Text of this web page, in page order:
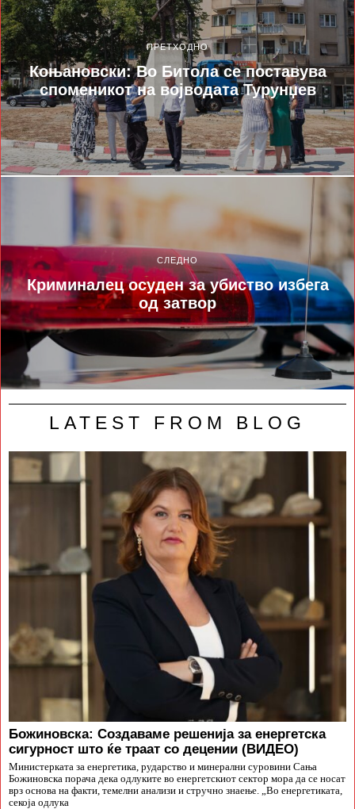
ПРЕТХОДНО
Коњановски: Во Битола се поставува
споменикот на војводата Турунџев
СЛЕДНО
Криминалец осуден за убиство избега
од затвор
LATEST FROM BLOG
Божиновска: Создаваме решенија за енергетска
сигурност што ќе траат со децении (ВИДЕО)
Министерката за енергетика, рударство и минерални суровини Сања
Божиновска порача дека одлуките во енергетскиот сектор мора да се носат
врз основа на факти, темелни анализи и стручно знаење. „Во енергетиката,
секоја одлука